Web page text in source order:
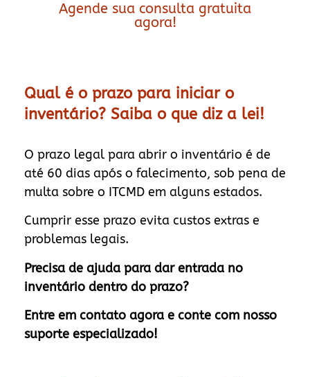
Agende sua consulta gratuita
agora!
Qual é o prazo para iniciar o
inventário? Saiba o que diz a lei!
O prazo legal para abrir o inventário é de
até 60 dias após o falecimento, sob pena de
multa sobre o ITCMD em alguns estados.
Cumprir esse prazo evita custos extras e
problemas legais.
Precisa de ajuda para dar entrada no
inventário dentro do prazo?
Entre em contato agora e conte com nosso
suporte especializado!